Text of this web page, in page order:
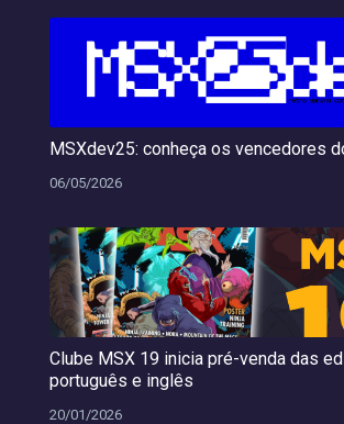
MSXdev25: conheça os vencedores
06/05/2026
Clube MSX 19 inicia pré-venda das
português e inglês
20/01/2026